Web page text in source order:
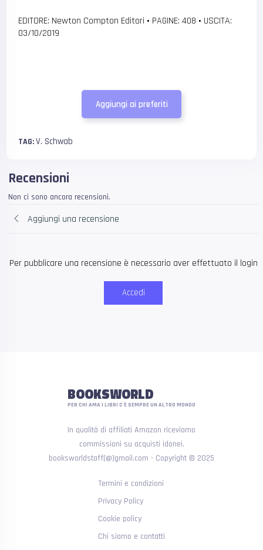
EDITORE: Newton Compton Editori • PAGINE: 408 • USCITA:
03/10/2019
Aggiungi ai preferiti
TAG:V. Schwab
Recensioni
Non ci sono ancora recensioni.
Aggiungi una recensione
Per pubblicare una recensione è necessario aver effettuato il login
Accedi
BOOKSWORLD
PER CHI AMA I LIBRI C'È SEMPRE UN ALTRO MONDO
In qualità di affiliati Amazon riceviamo
commissioni su acquisti idonei.
booksworldstaff[@]gmail.com - Copyright © 2025
Termini e condizioni
Privacy Policy
Cookie policy
Chi siamo e contatti